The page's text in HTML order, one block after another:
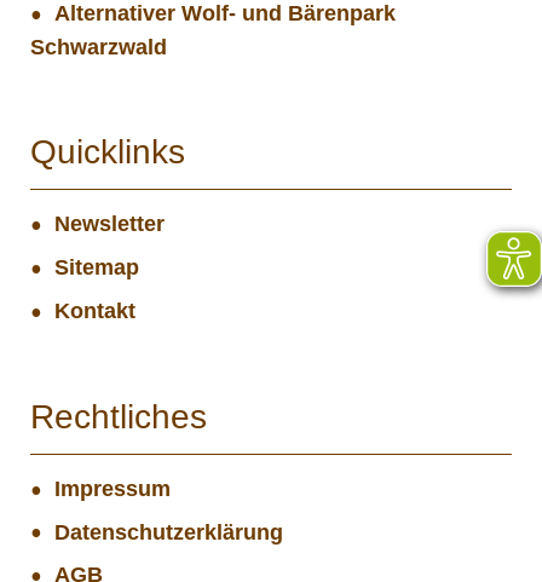
Alternativer Wolf- und Bärenpark
Schwarzwald
Quicklinks
Newsletter
Sitemap
Kontakt
Rechtliches
Impressum
Datenschutzerklärung
AGB